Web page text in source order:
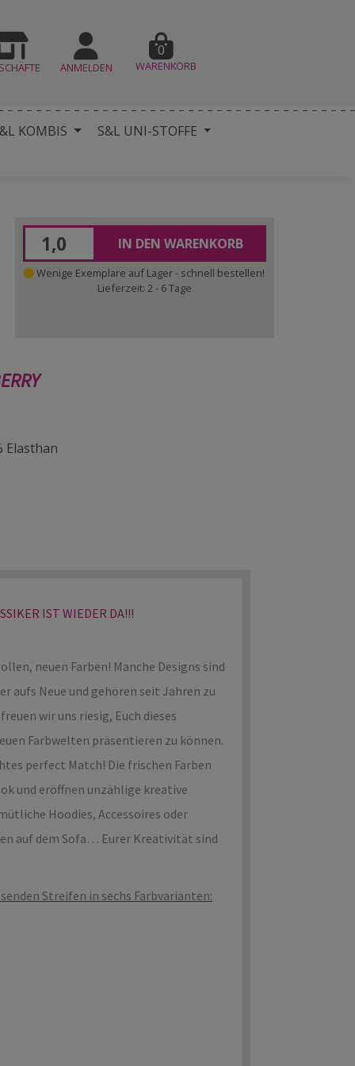
ANMELDEN
0
WARENKORB
KOMBIS S&L UNI-STOFFE
IN DEN WARENKORB
Wenige Exemplare auf Lager - schnell bestellen!
Lieferzeit: 2 - 6 Tage
Elasthan
IST WIEDER DA!!!
neuen Farben! Manche Designs sind
aufs Neue und gehören seit Jahren zu
wir uns riesig, Euch dieses
Farbwelten präsentieren zu können.
perfect Match! Die frischen Farben
und eröffnen unzählige kreative
Hoodies, Accessoires oder
auf dem Sofa… Eurer Kreativität sind
Streifen in sechs Farbvarianten: